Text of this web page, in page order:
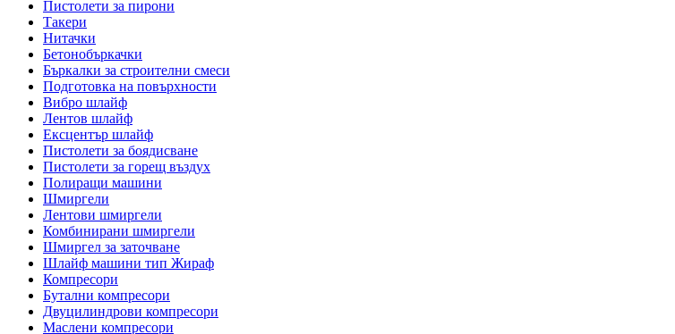
Пистолети за пирони
Такери
Нитачки
Бетонобъркачки
Бъркалки за строителни смеси
Подготовка на повърхности
Вибро шлайф
Лентов шлайф
Ексцентър шлайф
Пистолети за боядисване
Пистолети за горещ въздух
Полиращи машини
Шмиргели
Лентови шмиргели
Комбинирани шмиргели
Шмиргел за заточване
Шлайф машини тип Жираф
Компресори
Бутални компресори
Двуцилиндрови компресори
Маслени компресори